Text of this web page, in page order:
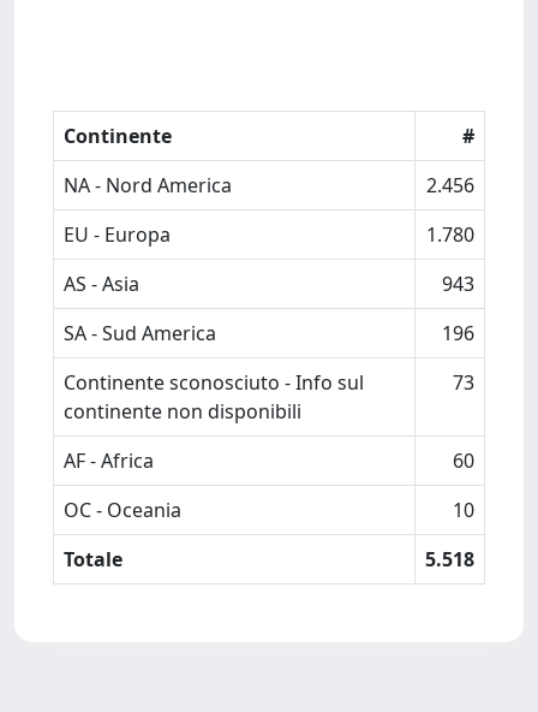
Continente
#
NA - Nord America
2.456
EU - Europa
1.780
AS - Asia
943
SA - Sud America
196
Continente sconosciuto - Info sul
continente non disponibili
73
AF - Africa
60
OC - Oceania
10
Totale
5.518